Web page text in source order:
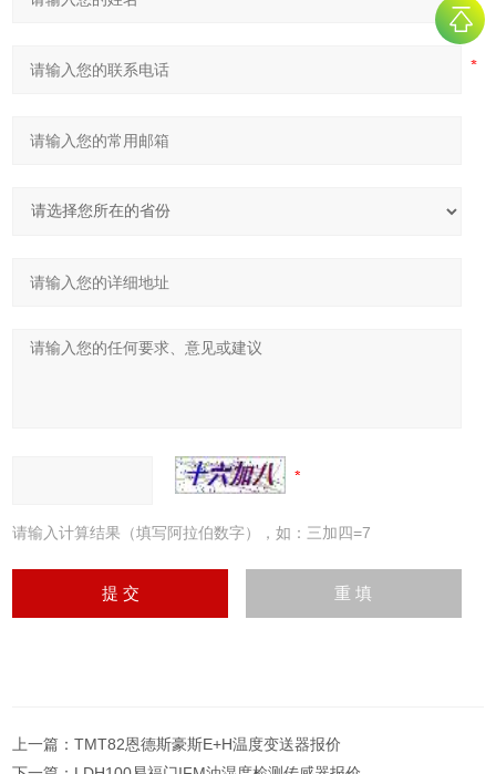
请输入计算结果（填写阿拉伯数字），如：三加四=7
上一篇：TMT82恩德斯豪斯E+H温度变送器报价